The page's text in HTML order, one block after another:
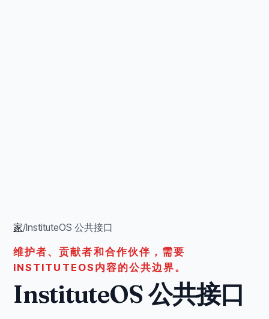
家/InstituteOS 公共接口
维护者、贡献者和合作伙伴，需要
INSTITUTEOS内容的公共边界。
InstituteOS 公共接口